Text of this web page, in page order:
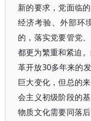
新的要求，党面临
经济考验、外部环
的，落实党要管党
都更为繁重和紧迫
革开放30多年来的
巨大变化，但总的
会主义初级阶段的
物质文化需要同落